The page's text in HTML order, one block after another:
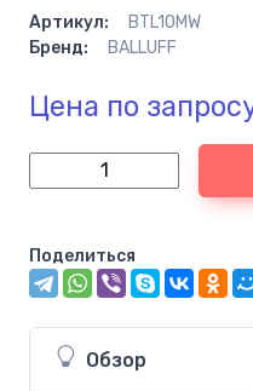
Артикул:
BTL10MW
Бренд:
BALLUFF
Цена по
Поделиться
Обзор